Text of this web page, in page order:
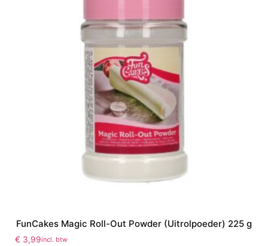
FunCakes Magic Roll-Out Powder (Uitrolpoeder) 225 g
€ 3,99incl. btw